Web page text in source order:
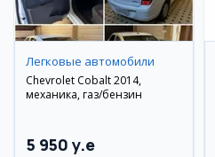
Легковые автомобили
Chevrolet Cobalt 2014,
механика, газ/бензин
5 950 y.e